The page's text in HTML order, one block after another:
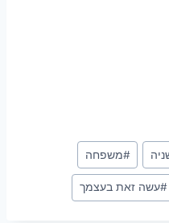
#משפחה
#עשה זאת בעצמך